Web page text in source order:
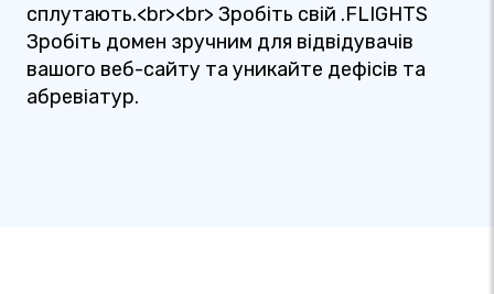
сплутають.<br><br> Зробіть свій .FLIGHTS
Зробіть домен зручним для відвідувачів
вашого веб-сайту та уникайте дефісів та
абревіатур.